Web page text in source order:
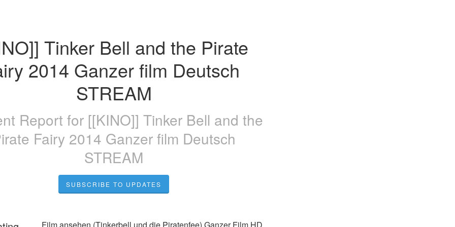
Tinker Bell and the Pirate
2014 Ganzer film Deutsch
STREAM
Report for [[KINO]] Tinker Bell and the
Fairy 2014 Ganzer film Deutsch
STREAM
SUBSCRIBE TO UPDATES
Film ansehen (Tinkerbell und die Piratenfee) Ganzer Film HD